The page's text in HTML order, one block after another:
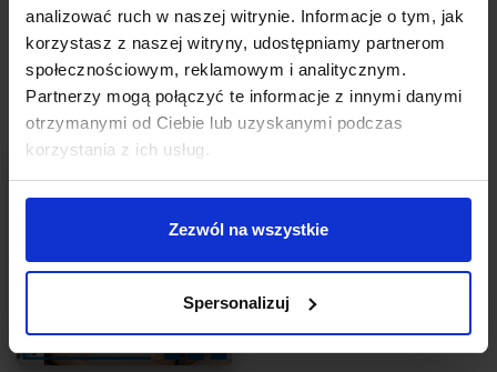
analizować ruch w naszej witrynie. Informacje o tym, jak
korzystasz z naszej witryny, udostępniamy partnerom
społecznościowym, reklamowym i analitycznym.
Partnerzy mogą połączyć te informacje z innymi danymi
otrzymanymi od Ciebie lub uzyskanymi podczas
korzystania z ich usług.
Zezwól na wszystkie
Spersonalizuj
CZYTAJ